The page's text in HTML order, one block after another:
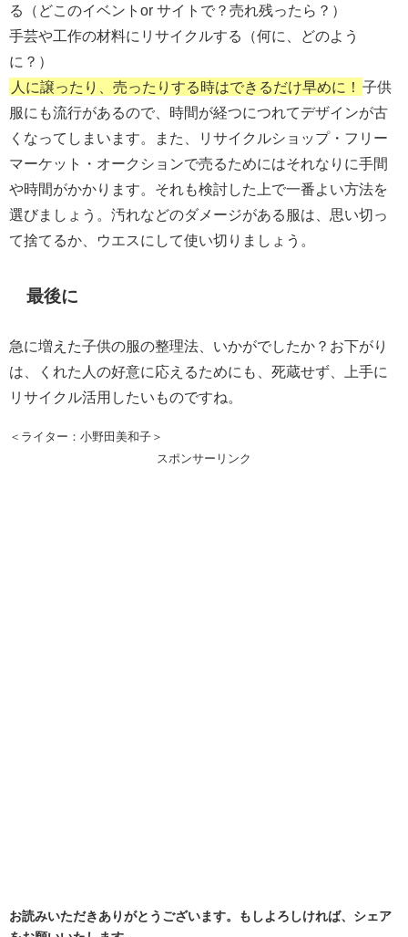
る（どこのイベントor サイトで？売れ残ったら？）
手芸や工作の材料にリサイクルする（何に、どのよう
に？）
人に譲ったり、売ったりする時はできるだけ早めに！ 子供
服にも流行があるので、時間が経つにつれてデザインが古
くなってしまいます。また、リサイクルショップ・フリー
マーケット・オークションで売るためにはそれなりに手間
や時間がかかります。それも検討した上で一番よい方法を
選びましょう。汚れなどのダメージがある服は、思い切っ
て捨てるか、ウエスにして使い切りましょう。
最後に
急に増えた子供の服の整理法、いかがでしたか？お下がり
は、くれた人の好意に応えるためにも、死蔵せず、上手に
リサイクル活用したいものですね。
＜ライター：小野田美和子＞
スポンサーリンク
お読みいただきありがとうございます。もしよろしければ、シェア